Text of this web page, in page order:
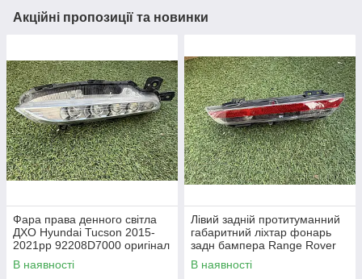
Акційні пропозиції та новинки
Фара права денного світла
ДХО Hyundai Tucson 2015-
2021рр 92208D7000 оригінал
бв відсутнє одне кріплення,
повністю робоча
В наявності
Лівий задній протитуманний
габаритний ліхтар фонарь
задн бампера Range Rover
L460 від 2021-рр LR152299
оригінал бв повністю р
В наявності